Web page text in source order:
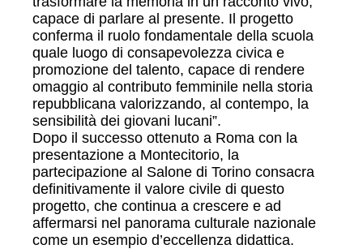
capace di parlare al presente. Il progetto
conferma il ruolo fondamentale della scuola
quale luogo di consapevolezza civica e
promozione del talento, capace di rendere
omaggio al contributo femminile nella storia
repubblicana valorizzando, al contempo, la
sensibilità dei giovani lucani”.
Dopo il successo ottenuto a Roma con la
presentazione a Montecitorio, la
partecipazione al Salone di Torino consacra
definitivamente il valore civile di questo
progetto, che continua a crescere e ad
affermarsi nel panorama culturale nazionale
come un esempio d’eccellenza didattica.